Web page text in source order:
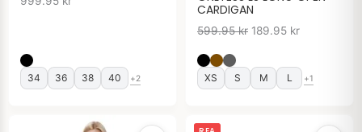
34 36 38 40 +2
CARDIGAN
599.95kr 189.95 kr
XS S M L +1